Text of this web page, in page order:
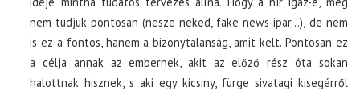
nem tudjuk pontosan (nesze neked, fake news-ipar…), de nem
is ez a fontos, hanem a bizonytalanság, amit kelt. Pontosan ez
a célja annak az embernek, akit az előző rész óta sokan
halottnak hisznek, s aki egy kicsiny, fürge sivatagi kisegérről